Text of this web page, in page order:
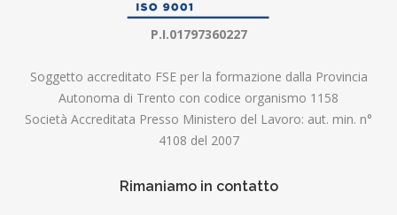
P.I.01797360227
Soggetto accreditato FSE per la formazione dalla Provincia
Autonoma di Trento con codice organismo 1158
Società Accreditata Presso Ministero del Lavoro: aut. min. n°
4108 del 2007
Rimaniamo in contatto